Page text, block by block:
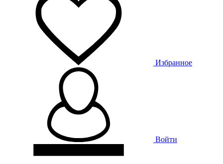
Избранное
Войти